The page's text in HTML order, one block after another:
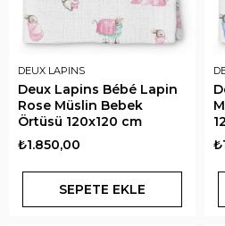
DEUX LAPINS
Deux Lapins Bébé Lapin
Rose Müslin Bebek
Örtüsü 120x120 cm
₺1.850,00
SEPETE EKLE